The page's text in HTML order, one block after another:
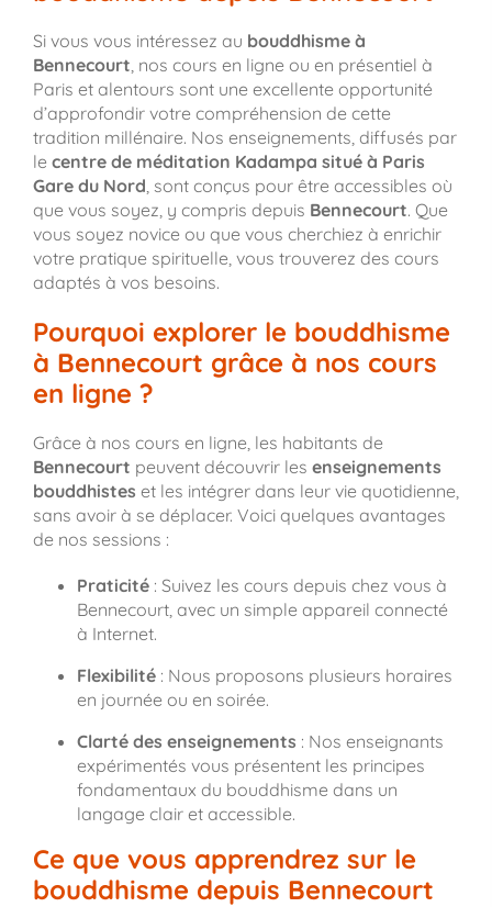
Si vous vous intéressez au bouddhisme à
Bennecourt , nos cours en ligne ou en présentiel à
Paris et alentours sont une excellente opportunité
d’approfondir votre compréhension de cette
tradition millénaire. Nos enseignements, diffusés par
le centre de méditation Kadampa situé à Paris
Gare du Nord , sont conçus pour être accessibles où
que vous soyez, y compris depuis Bennecourt. Que
vous soyez novice ou que vous cherchiez à enrichir
votre pratique spirituelle, vous trouverez des cours
adaptés à vos besoins.
Pourquoi explorer le bouddhisme
à Bennecourt grâce à nos cours
en ligne ?
Grâce à nos cours en ligne, les habitants de
Bennecourt peuvent découvrir les enseignements
bouddhistes et les intégrer dans leur vie quotidienne,
sans avoir à se déplacer. Voici quelques avantages
de nos sessions :
Praticité: Suivez les cours depuis chez vous à
Bennecourt, avec un simple appareil connecté
à Internet.
Flexibilité: Nous proposons plusieurs horaires
en journée ou en soirée.
Clarté des enseignements : Nos enseignants
expérimentés vous présentent les principes
fondamentaux du bouddhisme dans un
langage clair et accessible.
Ce que vous apprendrez sur le
bouddhisme depuis Bennecourt